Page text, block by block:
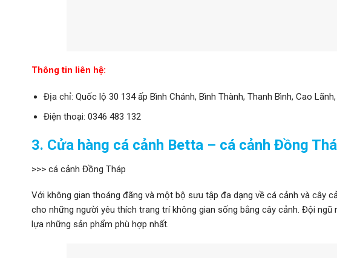
Thông tin liên hệ:
Địa chỉ: Quốc lộ 30 134 ấp Bình Chánh, Bình Thành, Thanh Bình, Cao
Điện thoại: 0346 483 132
3. Cửa hàng cá cảnh Betta – cá cảnh Đồng
>>> cá cảnh Đồng Tháp
Với không gian thoáng đãng và một bộ sưu tập đa dạng về cá cảnh và cây
cho những người yêu thích trang trí không gian sống bằng cây cảnh. Đội
lựa những sản phẩm phù hợp nhất.